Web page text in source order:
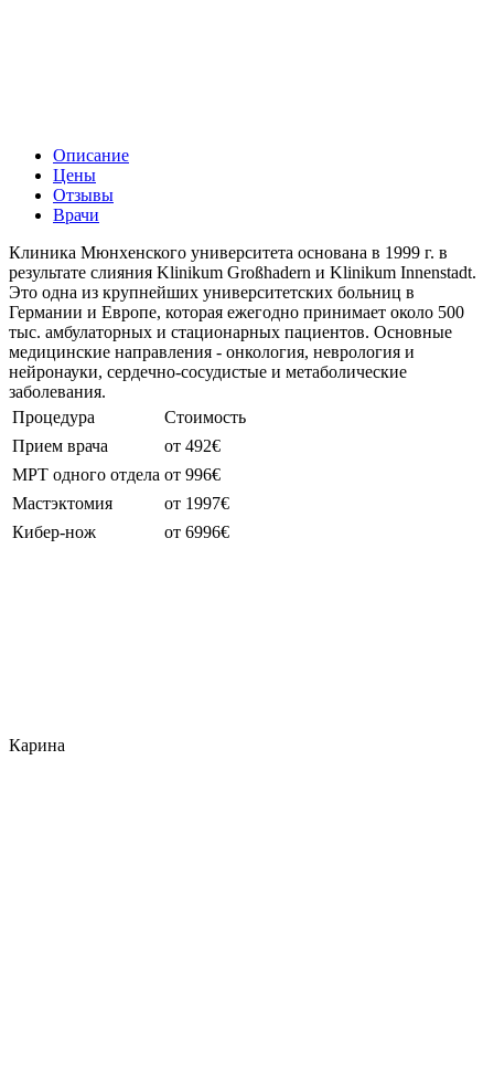
Описание
Цены
Отзывы
Врачи
Клиника Мюнхенского университета основана в 1999 г. в
результате слияния Klinikum Großhadern и Klinikum Innenstadt.
Это одна из крупнейших университетских больниц в
Германии и Европе, которая ежегодно принимает около 500
тыс. амбулаторных и стационарных пациентов. Основные
медицинские направления - онкология, неврология и
нейронауки, сердечно-сосудистые и метаболические
заболевания.
Процедура
Стоимость
Прием врача
от 492€
МРТ одного отдела от 996€
Мастэктомия
от 1997€
Кибер-нож
от 6996€
Карина